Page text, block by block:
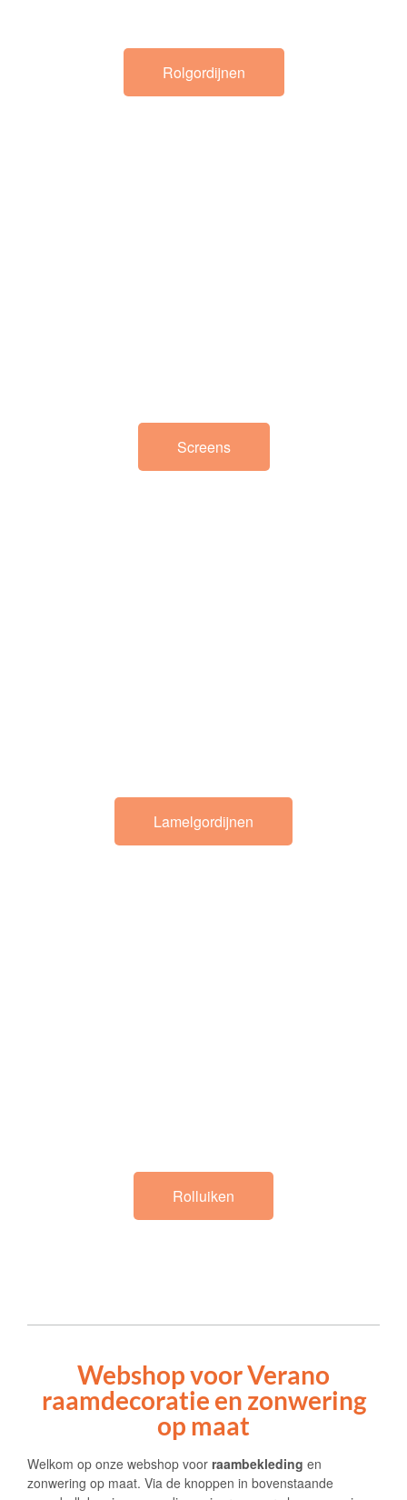
Rolgordijnen
Screens
Lamelgordijnen
Rolluiken
Webshop voor Verano
raamdecoratie en zonwering
op maat
Welkom op onze webshop voor raambekleding en
zonwering op maat. Via de knoppen in bovenstaande